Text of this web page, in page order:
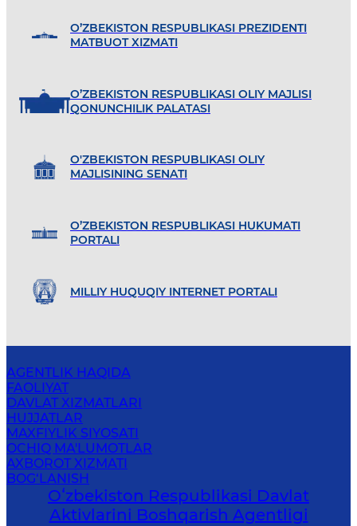
O’ZBEKISTON RESPUBLIKASI PREZIDENTI
MATBUOT XIZMATI
O’ZBEKISTON RESPUBLIKASI OLIY MAJLISI
QONUNCHILIK PALATASI
O'ZBEKISTON RESPUBLIKASI OLIY
MAJLISINING SENATI
O’ZBEKISTON RESPUBLIKASI HUKUMATI
PORTALI
MILLIY HUQUQIY INTERNET PORTALI
AGENTLIK HAQIDA
FAOLIYAT
DAVLAT XIZMATLARI
HUJJATLAR
MAXFIYLIK SIYOSATI
OCHIQ MA'LUMOTLAR
AXBOROT XIZMATI
BOG‘LANISH
Oʻzbekiston Respublikasi Davlat
Aktivlarini Boshqarish Agentligi